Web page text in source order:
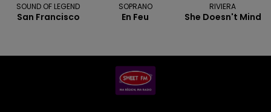
SOUND OF LEGEND
San Francisco
SOPRANO
En Feu
RIVIERA
She Doesn't Mind